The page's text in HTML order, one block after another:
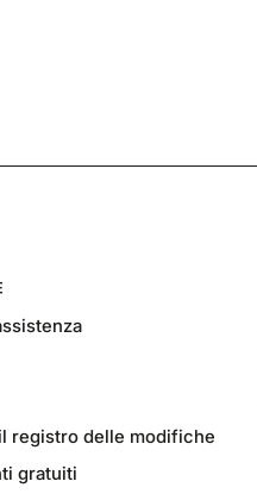
registro delle modifiche
gratuiti